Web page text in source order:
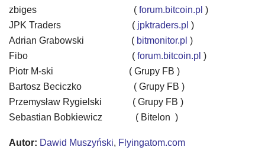
zbiges
( forum.bitcoin.pl )
JPK Traders
( jpktraders.pl )
Adrian Grabowski ( bitmonitor.pl )
Fibo
( forum.bitcoin.pl )
Piotr M-ski
( Grupy FB )
Bartosz Beciczko ( Grupy FB )
Przemysław Rygielski ( Grupy FB )
Sebastian Bobkiewicz ( Bitelon )
Autor: Dawid Muszyński, Flyingatom.com